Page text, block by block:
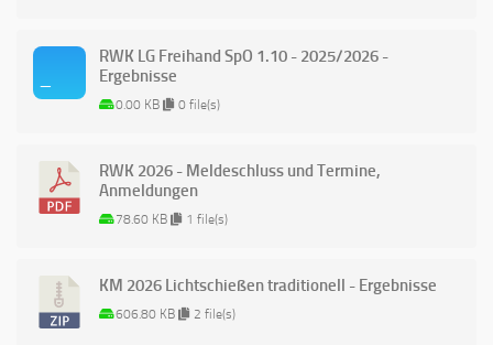
RWK LG Freihand SpO 1.10 - 2025/2026 -
Ergebnisse
0.00 KB 0 file(s)
RWK 2026 - Meldeschluss und Termine,
Anmeldungen
78.60 KB 1 file(s)
KM 2026 Lichtschießen traditionell - Ergebnisse
606.80 KB 2 file(s)